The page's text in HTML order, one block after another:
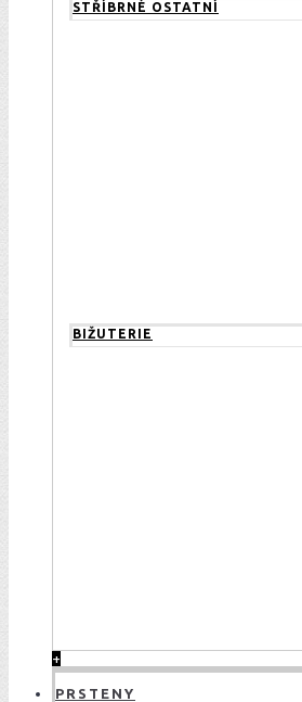
STŘÍBRNÉ OSTATNÍ
BIŽUTERIE
+
PRSTENY